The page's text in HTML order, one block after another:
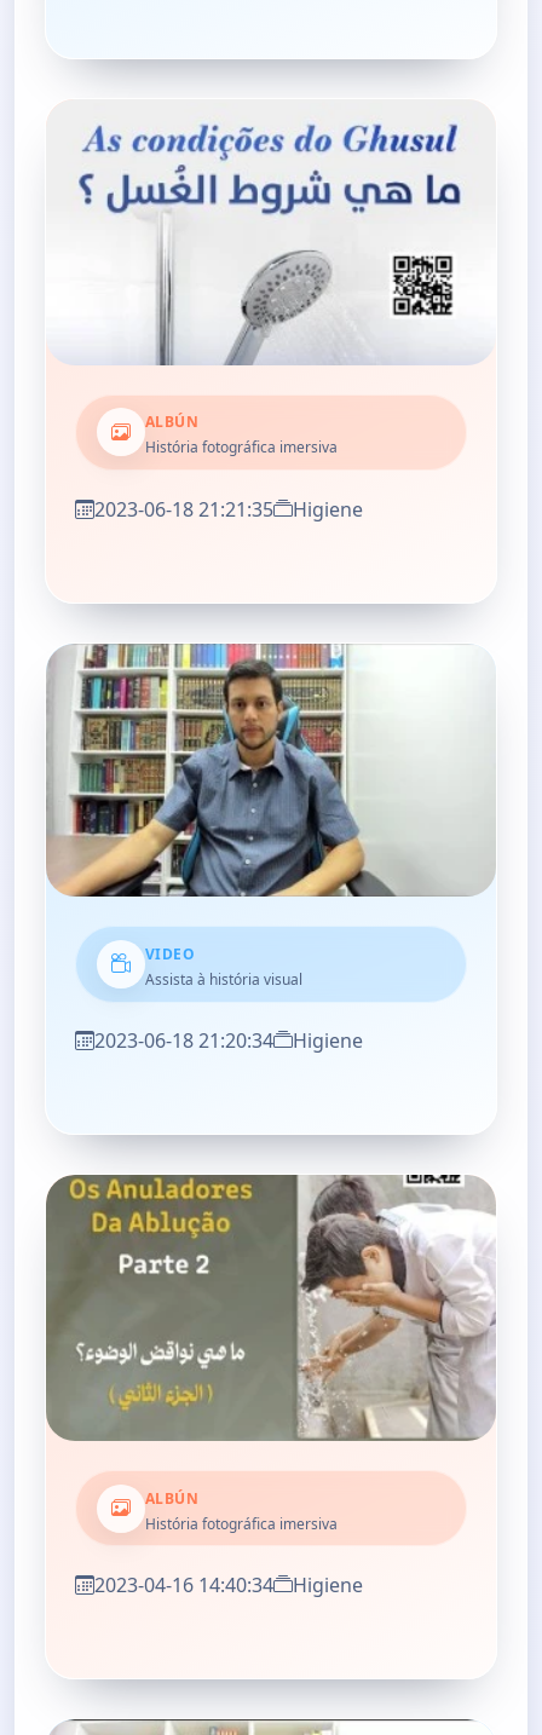
ALBÚN
História fotográfica imersiva
2023-06-18 21:21:35 Higiene
VIDEO
Assista à história visual
2023-06-18 21:20:34 Higiene
ALBÚN
História fotográfica imersiva
2023-04-16 14:40:34 Higiene